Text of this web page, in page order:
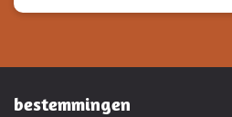
bestemmingen